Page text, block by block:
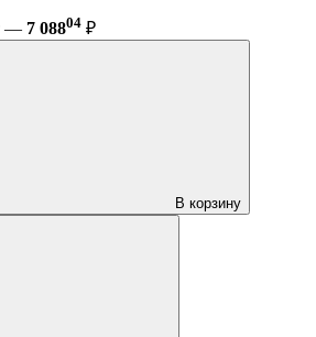
— 7 08804 ₽
В корзину